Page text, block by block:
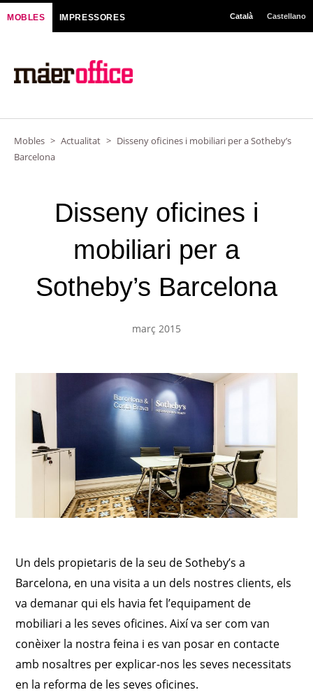
MOBLES IMPRESSORES Català Castellano
Mobles > Actualitat > Disseny oficines i mobiliari per a Sotheby’s
Barcelona
Disseny oficines i
mobiliari per a
Sotheby’s Barcelona
març 2015
Un dels propietaris de la seu de Sotheby’s a
Barcelona, en una visita a un dels nostres clients, els
va demanar qui els havia fet l’equipament de
mobiliari a les seves oficines. Així va ser com van
conèixer la nostra feina i es van posar en contacte
amb nosaltres per explicar-nos les seves necessitats
en la reforma de les seves oficines.